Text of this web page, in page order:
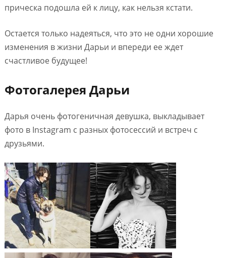
прическа подошла ей к лицу, как нельзя кстати.
Остается только надеяться, что это не одни хорошие
изменения в жизни Дарьи и впереди ее ждет
счастливое будущее!
Фотогалерея Дарьи
Дарья очень фотогеничная девушка, выкладывает
фото в Instagram с разных фотосессий и встреч с
друзьями.